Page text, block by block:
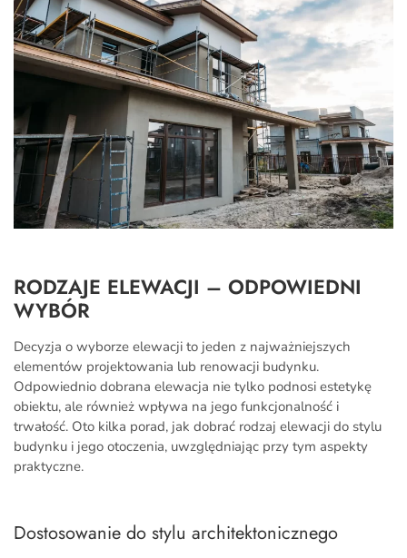
RODZAJE ELEWACJI – ODPOWIEDNI
WYBÓR
Decyzja o wyborze elewacji to jeden z najważniejszych
elementów projektowania lub renowacji budynku.
Odpowiednio dobrana elewacja nie tylko podnosi estetykę
obiektu, ale również wpływa na jego funkcjonalność i
trwałość. Oto kilka porad, jak dobrać rodzaj elewacji do stylu
budynku i jego otoczenia, uwzględniając przy tym aspekty
praktyczne.
Dostosowanie do stylu architektonicznego